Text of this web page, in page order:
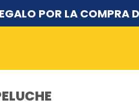
POR LA COMPRA
2 PELUCHES